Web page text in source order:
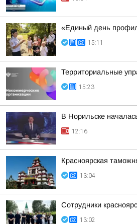
«Единый день
15:11
Территориальные
15:23
В Норильске
12:16
Красноярская
13:04
Сотрудники
13:02